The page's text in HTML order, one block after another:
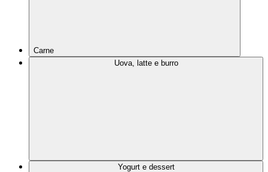
Carne
Uova, latte e burro
Yogurt e dessert